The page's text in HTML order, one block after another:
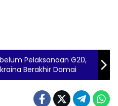
Pelaksanaan G20,
Berakhir Damai